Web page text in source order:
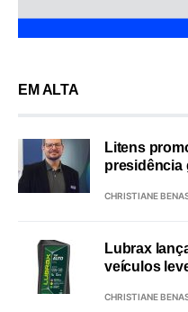
EM ALTA
Litens
presidência
CHRISTIANE
Lubrax
veículos
CHRISTIANE